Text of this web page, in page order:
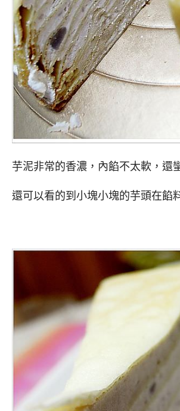
芋泥非常的香濃，內餡不太軟，還
還可以看的到小塊小塊的芋頭在餡